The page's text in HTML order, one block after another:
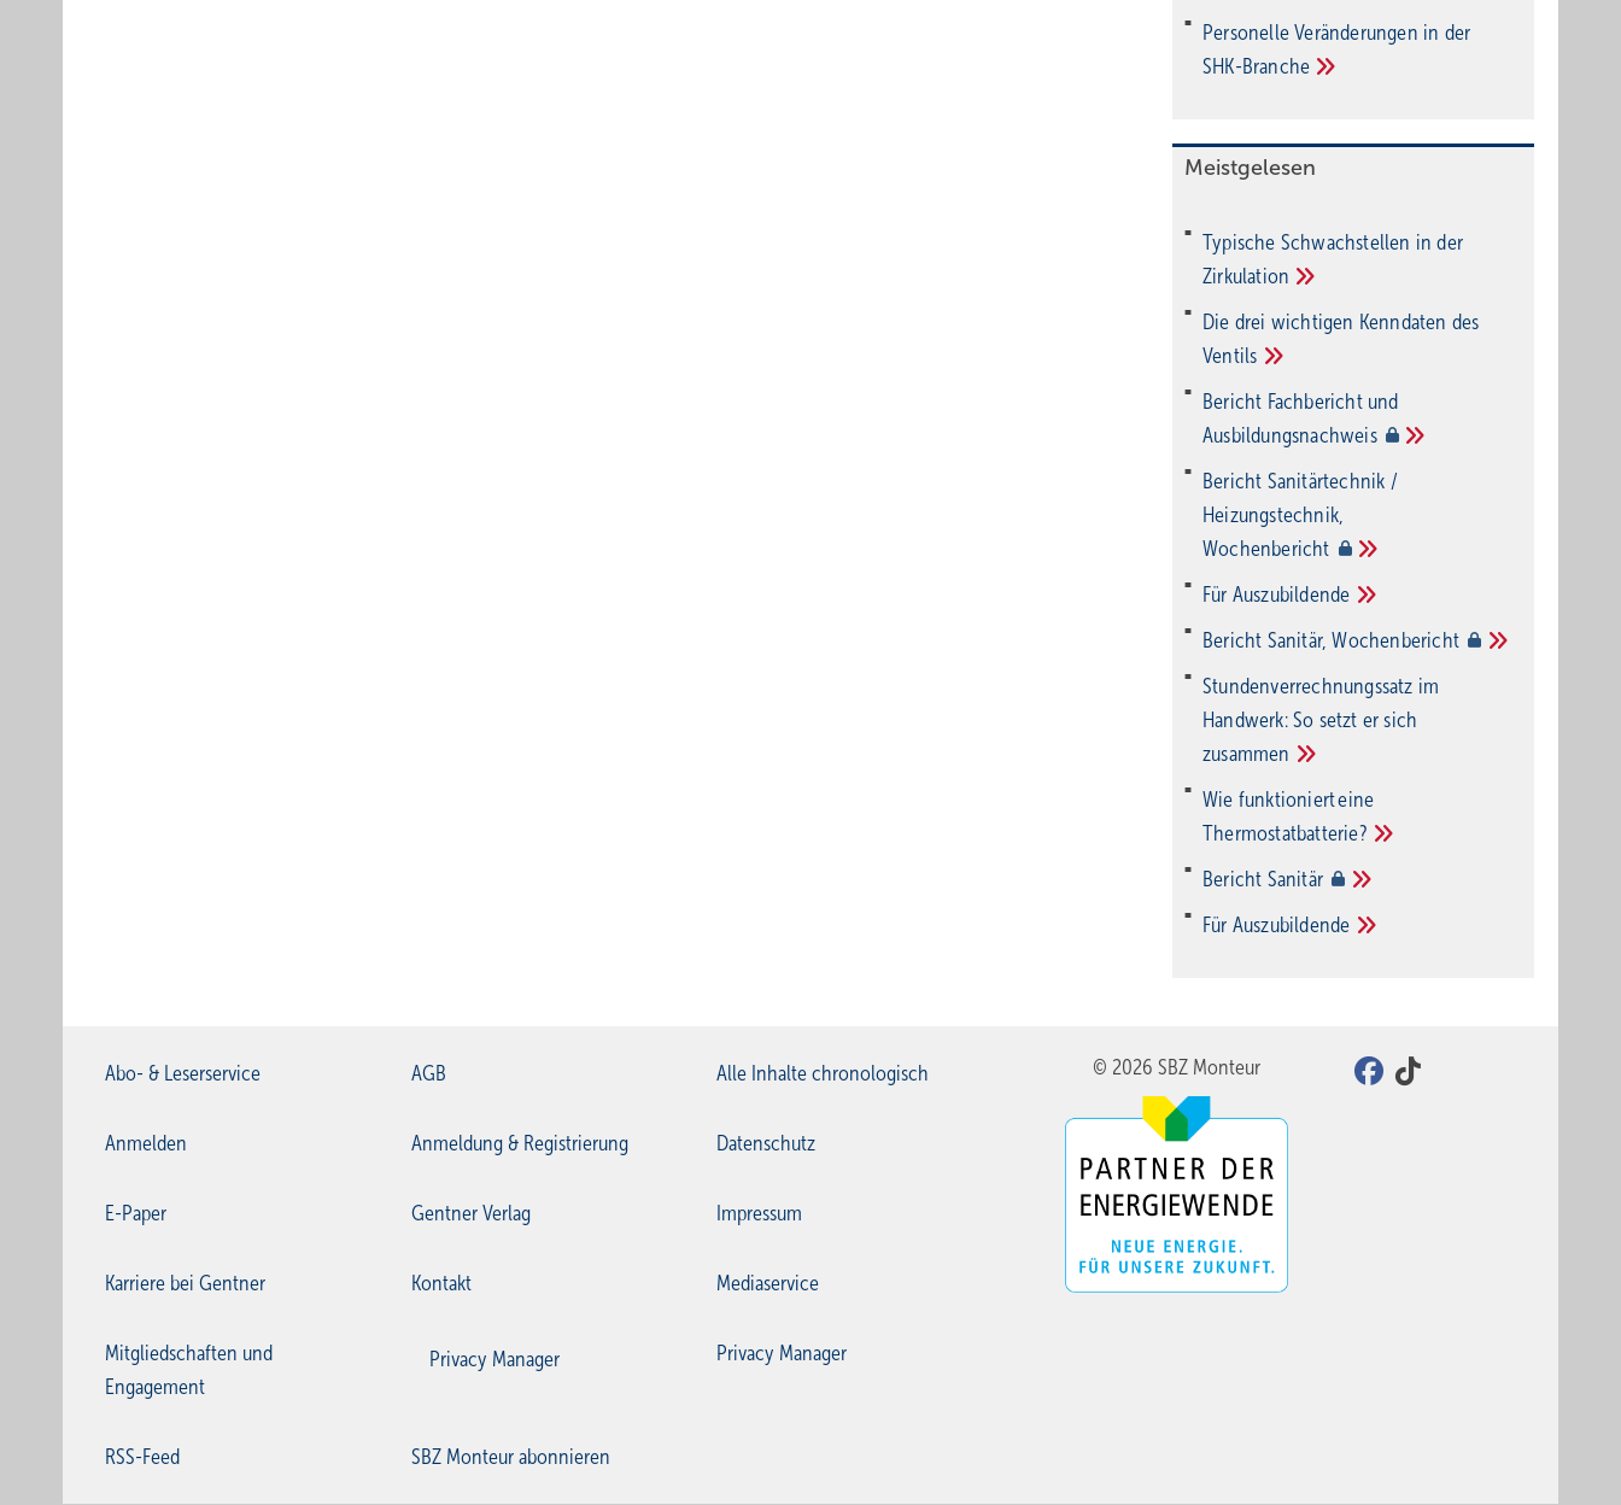
Personelle Veränderungen in der
SHK-Branche
Meistgelesen
Typische Schwachstellen in der
Zirkulation
Die drei wichtigen Kenndaten des
Ventils
Bericht Fachbericht und
Ausbildungsnachweis
Bericht Sanitärtechnik /
Heizungstechnik,
Wochenbericht
Für Auszubildende
Bericht Sanitär,Wochenbericht
Stundenverrechnungssatz im
Handwerk: So setzt er sich
zusammen
Wie funktioniert eine
Thermostatbatterie?
Bericht Sanitär
Für Auszubildende
Abo- & Leserservice AGB Alle Inhalte chronologisch
Anmelden Anmeldung & Registrierung Datenschutz
E-Paper Gentner Verlag Impressum
Karriere bei Gentner Kontakt Mediaservice
Mitgliedschaften und
Engagement
Privacy Manager Privacy Manager
RSS-Feed SBZ Monteur abonnieren
© 2026 SBZ Monteur